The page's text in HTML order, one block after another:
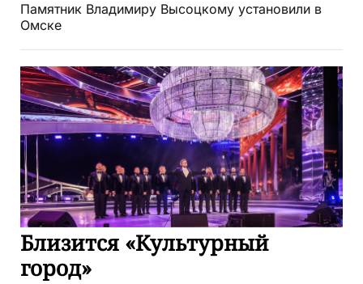
Памятник Владимиру Высоцкому установили в
Омске
Близится «Культурный
город»